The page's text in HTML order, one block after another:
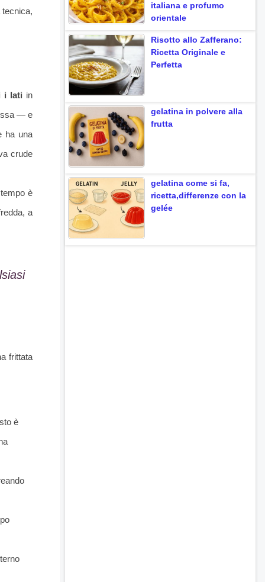
i lati in
— e
ha una
crude
è
a
frittata
è
italiana e profumo
orientale
Risotto allo Zafferano:
Ricetta Originale e
Perfetta
gelatina in polvere alla
frutta
gelatina come si fa,
ricetta,differenze con la
gelée